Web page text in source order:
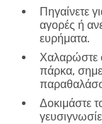
Πηγαίνετε
αγορές ή
ευρήματα.
Χαλαρώστε
πάρκα,
Δοκιμάστε